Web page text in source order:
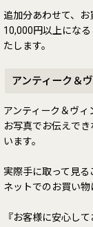
追加分あわせて、
10,000円以上にな
たします。
アンティーク＆
アンティーク＆ヴ
お写真でお伝えで
います。
実際手に取って見
ネットでのお買い物
『お客様に安心し